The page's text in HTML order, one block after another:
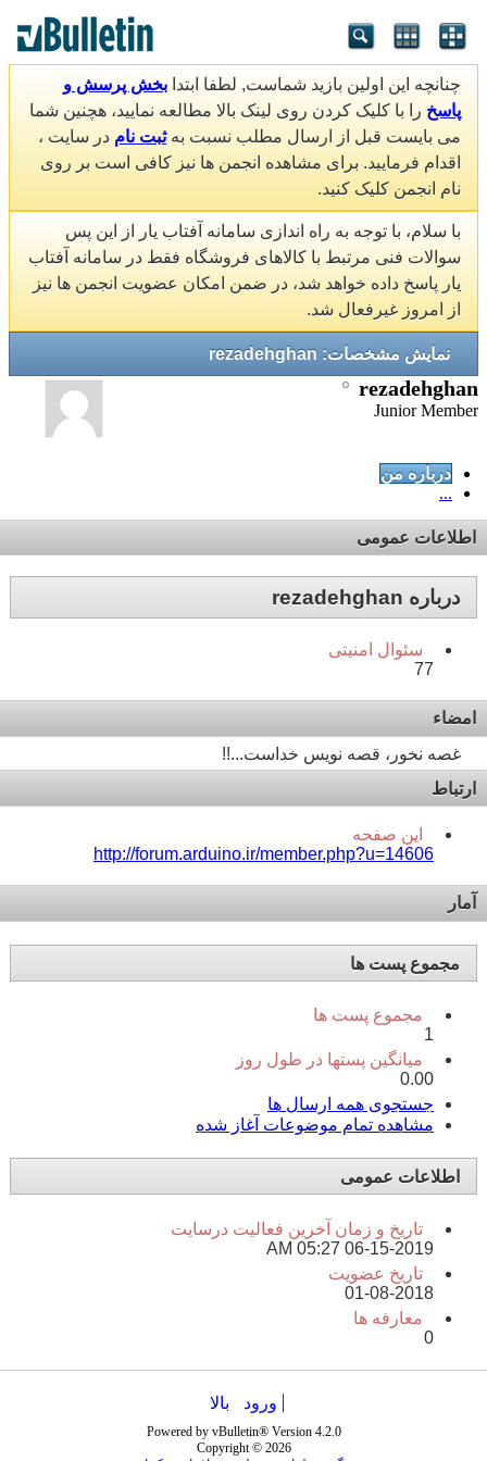
چنانچه این اولین بازید شماست, لطفا ابتدا بخش پرسش و
پاسخ را با کلیک کردن روی لینک بالا مطالعه نمایید، هچنین شما
می بایست قبل از ارسال مطلب نسبت بهثبت نام در سایت ،
اقدام فرمایید. برای مشاهده انجمن ها نیز کافی است بر روی
نام انجمن کلیک کنید.
با سلام، با توجه به راه اندازی سامانه آفتاب یار از این پس
سوالات فنی مرتبط با کالاهای فروشگاه فقط در سامانه آفتاب
یار پاسخ داده خواهد شد، در ضمن امکان عضویت انجمن ها نیز
از امروز غیرفعال شد.
نمایش مشخصات: rezadehghan
rezadehghan
Junior Member
درباره من
...
اطلاعات عمومی
درباره rezadehghan
سئوال امنیتی
77
امضاء
غصه نخور، قصه نویس خداست...!!
ارتباط
این صفحه
http://forum.arduino.ir/member.php?u=14606
آمار
مجموع پست ها
مجموع پست ها
1
میانگین پستها در طول روز
0.00
جستجوی همه ارسال ها
مشاهده تمام موضوعات آغاز شده
اطلاعات عمومی
تاریخ و زمان آخرین فعالیت درسایت
06-15-2019
05:27 AM
تاریخ عضویت
01-08-2018
معارفه ها
0
ورود بالا
Powered by vBulletin® Version 4.2.0
Copyright © 2026